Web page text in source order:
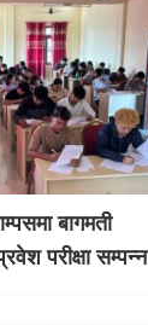
बागमती
परीक्षा सम्पन्न